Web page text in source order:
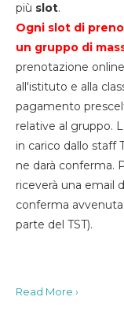
più slot.
Ogni slot di
un gruppo di
prenotazione
all'istituto e alla
pagamento
relative al gruppo.
in carico dallo staff
ne darà conferma.
riceverà una email
conferma
parte del TST).
Read More ›